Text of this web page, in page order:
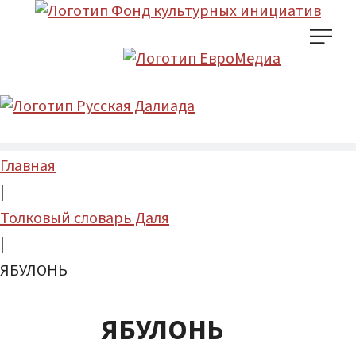
Главная
|
Толковый словарь Даля
|
ЯБУЛОНЬ
ЯБУЛОНЬ